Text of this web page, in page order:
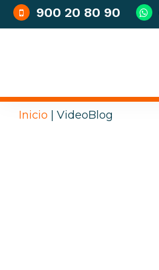
900 20 80 90
Inicio |VideoBlog